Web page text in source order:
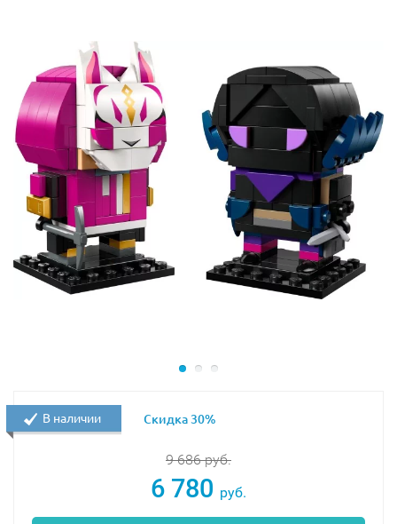
Вы сможете придавать ему самые разные позы,
делая игру и демонстрацию еще более живыми.
Знаковые аксессуары:
Воссоздайте
легендарный момент освобождения! Набор
включает в себя культовые атрибуты из истории
персонажа, чтобы Добби навсегда остался
свободным эльфом в вашей коллекции.
Отличный подарок для юных волшебников и
взрослых коллекционеров. Заказывайте эту
долгожданную новинку в LEKUB и поселите самого
преданного друга Гарри Поттера на своей полке в
9 686руб.
6 780 руб.
В наличии Скидка 30%